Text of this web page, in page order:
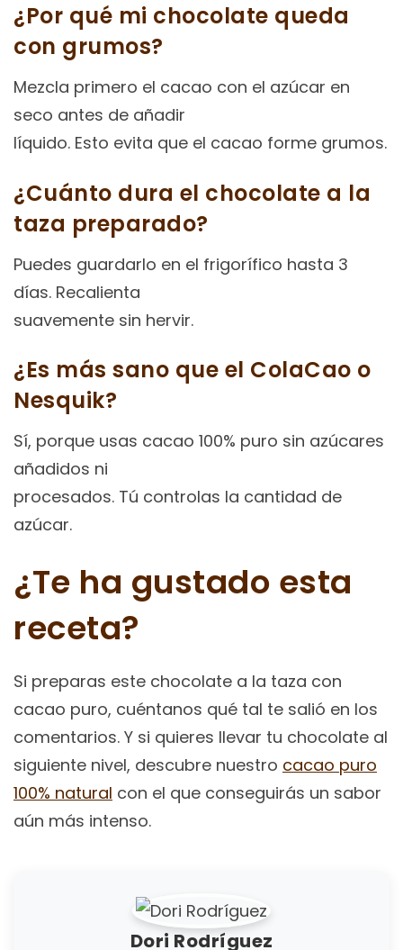
¿Por qué mi chocolate queda
con grumos?
Mezcla primero el cacao con el azúcar en
seco antes de añadir
líquido. Esto evita que el cacao forme grumos.
¿Cuánto dura el chocolate a la
taza preparado?
Puedes guardarlo en el frigorífico hasta 3
días. Recalienta
suavemente sin hervir.
¿Es más sano que el ColaCao o
Nesquik?
Sí, porque usas cacao 100% puro sin azúcares
añadidos ni
procesados. Tú controlas la cantidad de
azúcar.
¿Te ha gustado esta
receta?
Si preparas este chocolate a la taza con
cacao puro, cuéntanos qué tal te salió en los
comentarios. Y si quieres llevar tu chocolate al
siguiente nivel, descubre nuestro cacao puro
100% natural con el que conseguirás un sabor
aún más intenso.
Dori Rodríguez